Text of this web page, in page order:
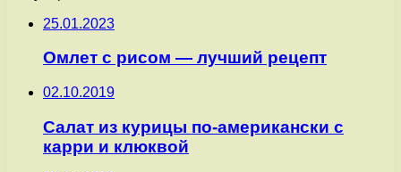
25.01.2023
Омлет с рисом — лучший рецепт
02.10.2019
Салат из курицы по-американски с
карри и клюквой